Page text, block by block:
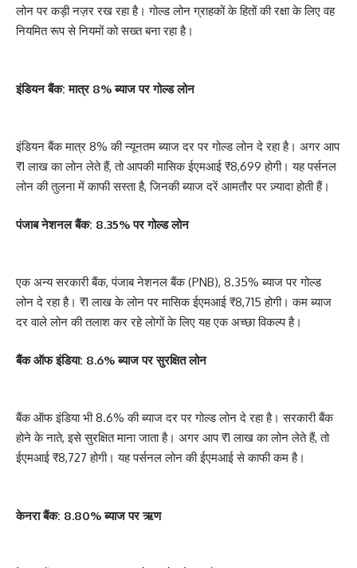
लोन पर कड़ी नज़र रख रहा है। गोल्ड लोन ग्राहकों के हितों की रक्षा के लिए वह
नियमित रूप से नियमों को सख्त बना रहा है।
इंडियन बैंक: मात्र 8% ब्याज पर गोल्ड लोन
इंडियन बैंक मात्र 8% की न्यूनतम ब्याज दर पर गोल्ड लोन दे रहा है। अगर आप
₹1 लाख का लोन लेते हैं, तो आपकी मासिक ईएमआई ₹8,699 होगी। यह पर्सनल
लोन की तुलना में काफी सस्ता है, जिनकी ब्याज दरें आमतौर पर ज़्यादा होती हैं।
पंजाब नेशनल बैंक: 8.35% पर गोल्ड लोन
एक अन्य सरकारी बैंक, पंजाब नेशनल बैंक (PNB), 8.35% ब्याज पर गोल्ड
लोन दे रहा है। ₹1 लाख के लोन पर मासिक ईएमआई ₹8,715 होगी। कम ब्याज
दर वाले लोन की तलाश कर रहे लोगों के लिए यह एक अच्छा विकल्प है।
बैंक ऑफ इंडिया: 8.6% ब्याज पर सुरक्षित लोन
बैंक ऑफ इंडिया भी 8.6% की ब्याज दर पर गोल्ड लोन दे रहा है। सरकारी बैंक
होने के नाते, इसे सुरक्षित माना जाता है। अगर आप ₹1 लाख का लोन लेते हैं, तो
ईएमआई ₹8,727 होगी। यह पर्सनल लोन की ईएमआई से काफी कम है।
केनरा बैंक: 8.80% ब्याज पर ऋण